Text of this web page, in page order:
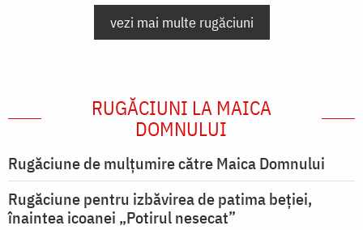
vezi mai multe rugăciuni
RUGĂCIUNI LA MAICA
DOMNULUI
Rugăciune de mulţumire către Maica Domnului
Rugăciune pentru izbăvirea de patima beției,
înaintea icoanei „Potirul nesecat”